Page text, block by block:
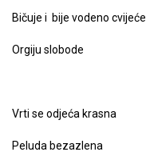
Bičuje i bije vodeno cvijeće
Orgiju slobode
Vrti se odjeća krasna
Peluda bezazlena